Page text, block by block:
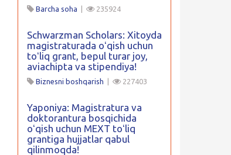
Barcha soha 235924
Schwarzman Scholars: Xitoyda
magistraturada oʻqish uchun
toʻliq grant, bepul turar joy,
aviachipta va stipendiya!
Biznesni boshqarish 227403
Yaponiya: Magistratura va
doktorantura bosqichida
oʻqish uchun MEXT toʻliq
grantiga hujjatlar qabul
qilinmoqda!